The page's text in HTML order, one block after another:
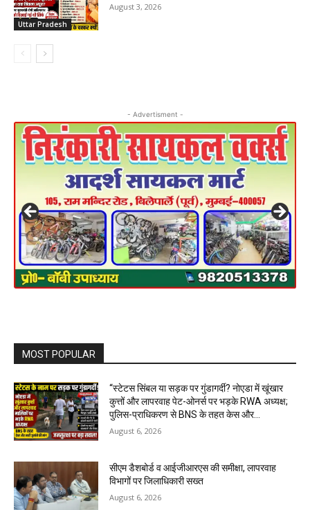
Uttar Pradesh
August 3, 2026
- Advertisment -
MOST POPULAR
“स्टेटस सिंबल या सड़क पर गुंडागर्दी? नोएडा में खूंखार
कुत्तों और लापरवाह पेट-ओनर्स पर भड़के RWA अध्यक्ष;
पुलिस-प्राधिकरण से BNS के तहत केस और...
August 6, 2026
सीएम डैशबोर्ड व आईजीआरएस की समीक्षा, लापरवाह
विभागों पर जिलाधिकारी सख्त
August 6, 2026